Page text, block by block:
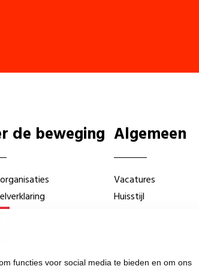
functies voor social media te bieden en om ons
de beweging Algemeen
Vacatures
Huisstijl